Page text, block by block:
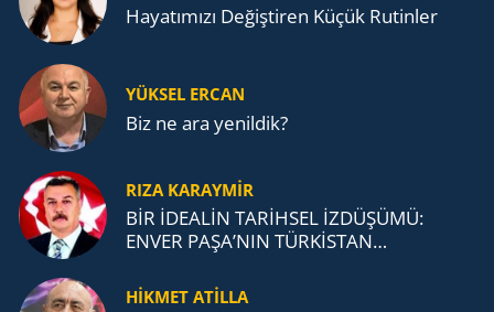
Ha­ya­tı­mı­zı De­ğiş­ti­ren Küçük Ru­tin­ler
YÜKSEL ERCAN
Biz ne ara yenildik?
RIZA KARAYMIR
BİR İDEALİN TARİHSEL İZDÜŞÜMÜ:
ENVER PAŞA’NIN TÜRKİSTAN
TEŞKİLATI’NA UZANAN MİRASI
HİKMET ATİLLA